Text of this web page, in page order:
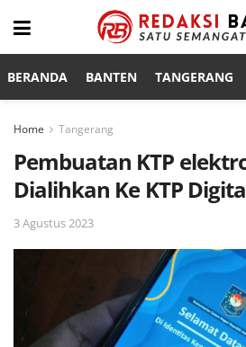
BERANDA BANTEN TANGERANG
Home Tangerang
Pembuatan KTP
Dialihkan Ke KTP
3 Agustus 2023